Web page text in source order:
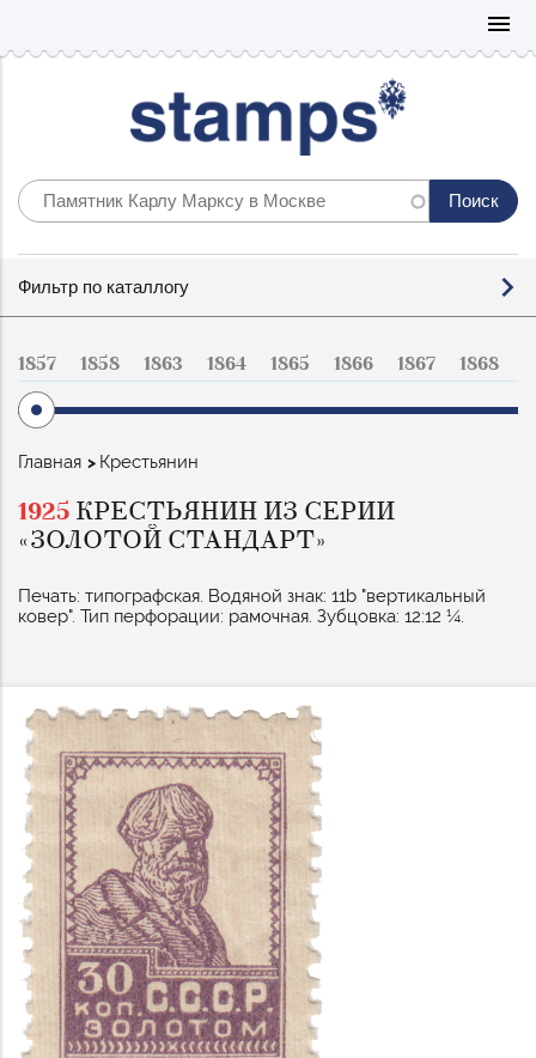
menu
по
Фильтр по каталлогу
1857 1858 1863 1864 1865 1866 1867 1868
Строка
Главная Крестьянин
1925 КРЕСТЬЯНИН ИЗ СЕРИИ
«ЗОЛОТОЙ СТАНДАРТ»
Печать: типографская. Водяной знак: 11b "вертикальный
ковер". Тип перфорации: рамочная. Зубцовка: 12:12 ¼.